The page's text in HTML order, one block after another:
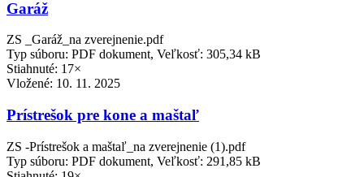
Garáž
ZS _Garáž_na zverejnenie.pdf
Typ súboru: PDF dokument, Veľkosť: 305,34 kB
Stiahnuté: 17×
Vložené: 10. 11. 2025
Prístrešok pre kone a maštaľ
ZS -Prístrešok a maštaľ_na zverejnenie (1).pdf
Typ súboru: PDF dokument, Veľkosť: 291,85 kB